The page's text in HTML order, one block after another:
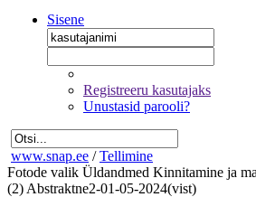
Sisene
Registreeru kasutajaks
Unustasid parooli?
www.snap.ee / Tellimine
Fotode valik Üldandmed Kinnitamine ja
(2) Abstraktne2-01-05-2024(vist)